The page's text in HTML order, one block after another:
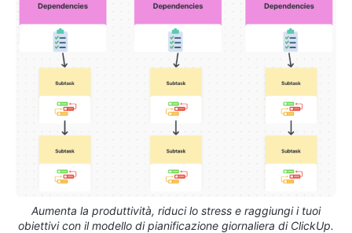
Aumenta la produttività, riduci lo stress e raggiungi i tuoi
obiettivi con il modello di pianificazione giornaliera di ClickUp.